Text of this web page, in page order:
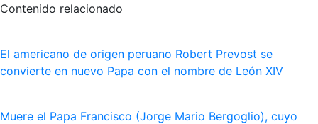
Contenido relacionado
El americano de origen peruano Robert Prevost se
convierte en nuevo Papa con el nombre de León XIV
Muere el Papa Francisco (Jorge Mario Bergoglio), cuyo